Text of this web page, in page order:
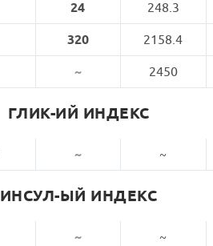
24 248.3
320 2158.4
~ 2450
ГЛИК-ИЙ ИНДЕКС
~ ~
ИНСУЛ-ЫЙ ИНДЕКС
~ ~